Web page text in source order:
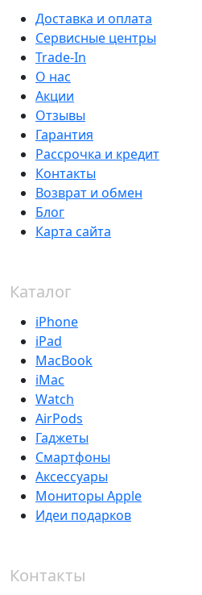
Доставка и оплата
Сервисные центры
Trade-In
О нас
Акции
Отзывы
Гарантия
Рассрочка и кредит
Контакты
Возврат и обмен
Блог
Карта сайта
Каталог
iPhone
iPad
MacBook
iMac
Watch
AirPods
Гаджеты
Смартфоны
Аксессуары
Мониторы Apple
Идеи подарков
Контакты